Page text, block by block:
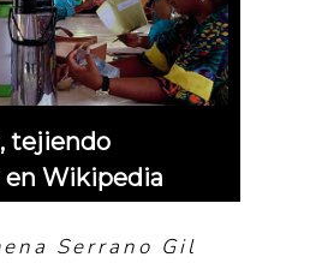
tejiendo
en Wikipedia
Serrano Gil